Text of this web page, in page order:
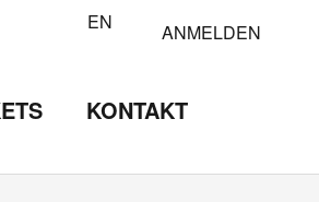
EN ANMELDEN
KONTAKT